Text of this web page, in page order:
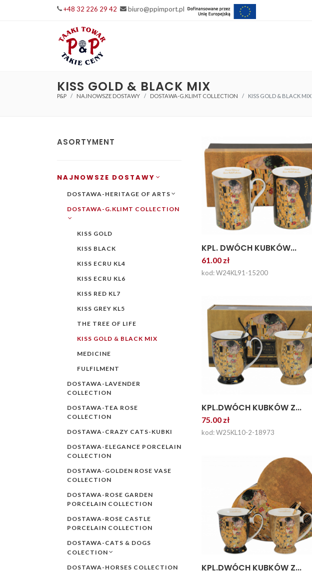
+48 32 226 29 42 biuro@ppimport.pl
KISS GOLD & BLACK MIX
P&P NAJNOWSZE DOSTAWY DOSTAWA-G.KLIMT COLLECTION KISS GOLD & BLACK MIX
KPL. DWÓCH KUBKÓW...
61.00 zł
kod: W24KL91-15200
KPL.DWÓCH KUBKÓW Z...
75.00 zł
kod: W25KL10-2-18973
KPL.DWÓCH KUBKÓW Z...
ASORTYMENT
NAJNOWSZE DOSTAWY
DOSTAWA-HERITAGE OF ARTS
DOSTAWA-G.KLIMT COLLECTION
KISS GOLD
KISS BLACK
KISS ECRU KL4
KISS ECRU KL6
KISS RED KL7
KISS GREY KL5
THE TREE OF LIFE
KISS GOLD & BLACK MIX
MEDICINE
FULFILMENT
DOSTAWA-LAVENDER
COLLECTION
DOSTAWA-TEA ROSE
COLLECTION
DOSTAWA-CRAZY CATS-KUBKI
DOSTAWA-ELEGANCE PORCELAIN
COLLECTION
DOSTAWA-GOLDEN ROSE VASE
COLLECTION
DOSTAWA-ROSE GARDEN
PORCELAIN COLLECTION
DOSTAWA-ROSE CASTLE
PORCELAIN COLLECTION
DOSTAWA-CATS & DOGS
COLECTION
DOSTAWA-HORSES COLLECTION